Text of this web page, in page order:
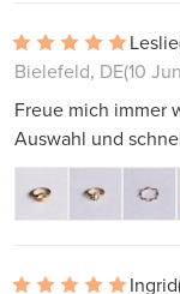
Leslie
Bielefeld, DE(10
Freue mich immer
Auswahl und
Ingrid